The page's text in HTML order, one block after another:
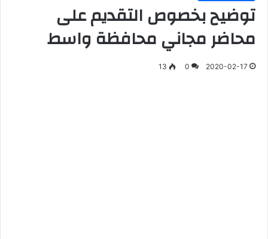
توضيح بخصوص التقديم على
محاضر مجاني محافظة واسط
2020-02-17
0
13